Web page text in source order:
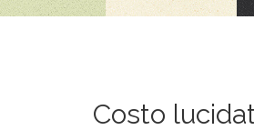
Costo